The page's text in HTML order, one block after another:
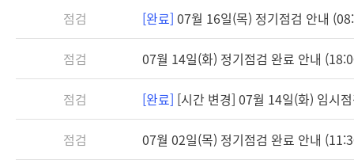
점검 [완료] 07월 16일(목) 정기점검 안내
점검 07월 14일(화) 정기점검 완료 안내
점검 [완료] [시간 변경] 07월 14일(화) 임시
점검 07월 02일(목) 정기점검 완료 안내